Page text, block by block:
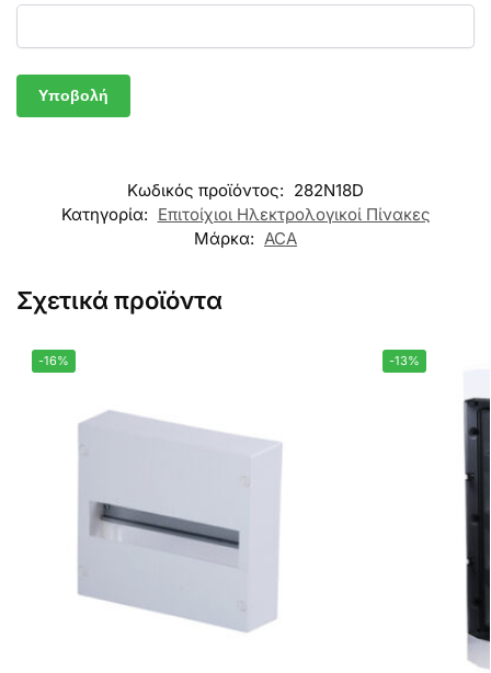
Κωδικός προϊόντος: 282N18D
Κατηγορία: Επιτοίχιοι Ηλεκτρολογικοί Πίνακες
Μάρκα: ACA
Σχετικά προϊόντα
-16% -13%